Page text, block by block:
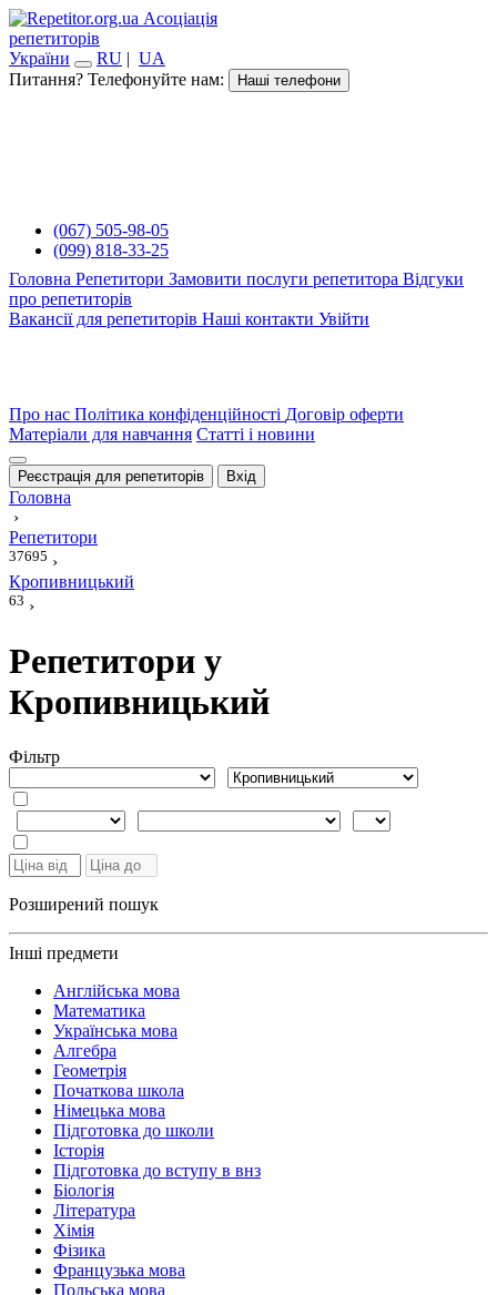
Асоціація
репетиторів
України
RU | UA
Питання? Телефонуйте нам:
Наші телефони
(067) 505-98-05
(099) 818-33-25
Головна Репетитори Замовити послуги репетитора Відгуки
про репетиторів
Вакансії для репетиторів Наші контакти Увійти
Про нас Політика конфіденційності Договір оферти
Матеріали для навчання Статті і новини
Реєстрація для репетиторів Вхід
Головна
›
Репетитори
37695 ›
Кропивницький
63 ›
Репетитори у
Кропивницький
Фiльтр
Розширений пошук
Інші предмети
Англійська мова
Математика
Українська мова
Алгебра
Геометрія
Початкова школа
Німецька мова
Підготовка до школи
Історія
Підготовка до вступу в внз
Біологія
Література
Хімія
Фізика
Французька мова
Польська мова